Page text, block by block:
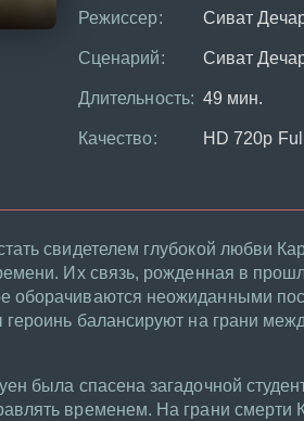
Режиссер: Сиват
Сценарий: Сиват
Длительность: 49 мин.
Качество: HD 720p
свидетелем глубокой любви
Их связь, рожденная в
оборачиваются неожиданными
героинь балансируют на грани
была спасена загадочной
временем. На грани